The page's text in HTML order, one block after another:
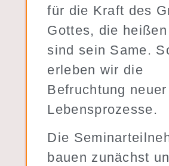
für die Kraft des
Gottes, die
sind sein Same.
erleben wir die
Befruchtung neuer
Lebensprozesse.
Die
bauen zunächst